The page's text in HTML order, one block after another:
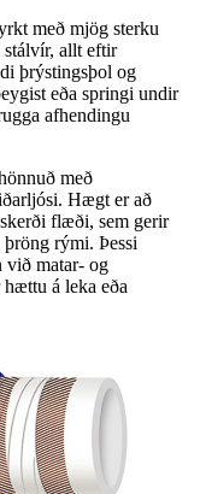
með mjög sterku
allt eftir
þrýstingsþol og
eða springi undir
afhendingu
með
Hægt er að
flæði, sem gerir
rými. Þessi
við matar- og
á leka eða